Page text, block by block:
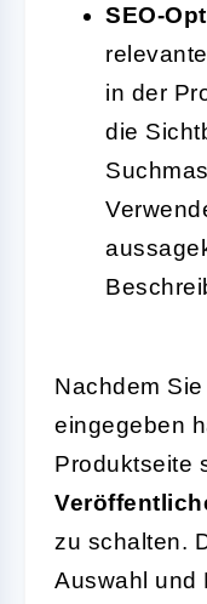
SEO-
in der
die
Nachdem
eingegeben
Produktseite
zu schalten.
Auswahl und